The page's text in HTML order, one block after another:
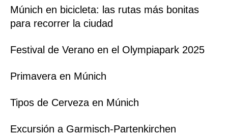
Múnich en bicicleta: las rutas más bonitas
para recorrer la ciudad
Festival de Verano en el Olympiapark 2025
Primavera en Múnich
Tipos de Cerveza en Múnich
Excursión a Garmisch-Partenkirchen